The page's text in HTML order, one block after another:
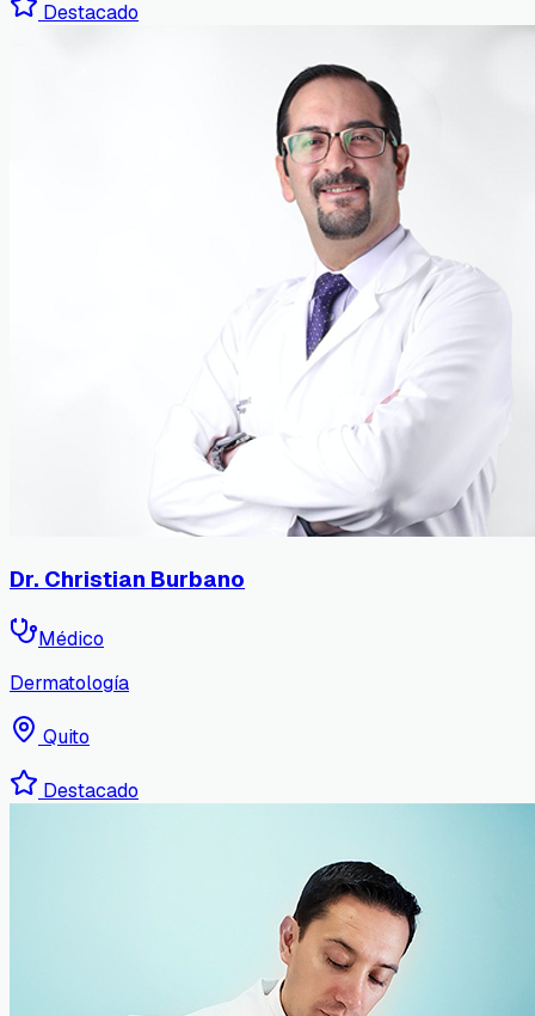
Destacado
Dr. Christian Burbano
Médico
Dermatología
Quito
Destacado